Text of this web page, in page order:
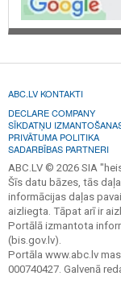
ABC.LV KONTAKTI
DECLARE COMPANY
SĪKDATŅU
PRIVĀTUMA POLITIKA
SADARBĪBAS PARTNERI
ABC.LV © 2026 SIA
Šīs datu bāzes, tās
informācijas daļas
aizliegta. Tāpat arī ir
Portālā izmantota
(bis.gov.lv).
Portāla www.abc.lv
000740427. Galvenā